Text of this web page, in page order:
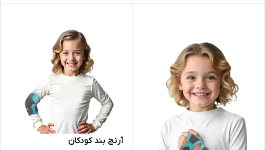
آرنج بند کودکان